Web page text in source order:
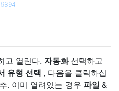
고 열린다. 자동화 선택하고
유형 선택 , 다음을 클릭하십
. 이미 열려있는 경우 파일 &